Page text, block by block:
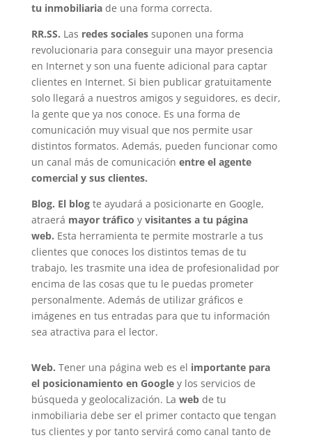
tu inmobiliaria de una forma correcta.
RR.SS. Las redes socialessuponen una forma
revolucionaria para conseguir una mayor presencia
en Internet y son una fuente adicional para captar
clientes en Internet. Si bien publicar gratuitamente
solo llegará a nuestros amigos y seguidores, es decir,
la gente que ya nos conoce. Es una forma de
comunicación muy visual que nos permite usar
distintos formatos. Además, pueden funcionar como
un canal más de comunicación entre el agente
comercial y sus clientes.
Blog. El blogte ayudará a posicionarte en Google,
atraerá mayor tráfico y visitantes a tu página
web. Esta herramienta te permite mostrarle a tus
clientes que conoces los distintos temas de tu
trabajo, les trasmite una idea de profesionalidad por
encima de las cosas que tu le puedas prometer
personalmente. Además de utilizar gráficos e
imágenes en tus entradas para que tu información
sea atractiva para el lector.
Web. Tener una página web es el importante para
el posicionamiento en Googley los servicios de
búsqueda y geolocalización. La webde tu
inmobiliaria debe ser el primer contacto que tengan
tus clientes y por tanto servirá como canal tanto de